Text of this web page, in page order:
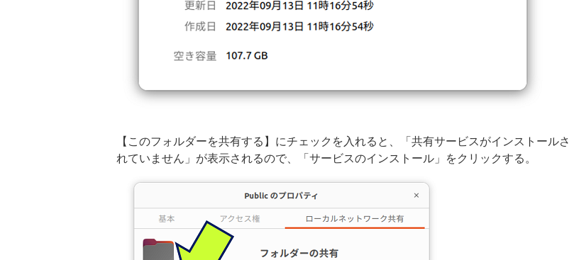
【このフォルダーを共有する】にチェックを入れると、「共有サービスがインストールさ
れていません」が表示されるので、「サービスのインストール」をクリックする。